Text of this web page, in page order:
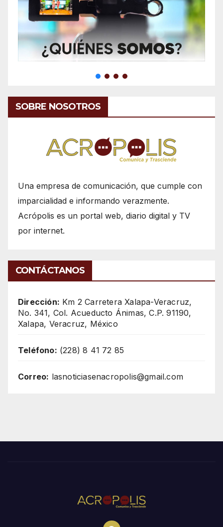
SOBRE NOSOTROS
Una empresa de comunicación, que cumple con
imparcialidad e informando verazmente.
Acrópolis es un portal web, diario digital y TV
por internet.
CONTÁCTANOS
Dirección: Km 2 Carretera Xalapa-Veracruz,
No. 341, Col. Acueducto Ánimas, C.P. 91190,
Xalapa, Veracruz, México
Teléfono: (228) 8 41 72 85
Correo: lasnoticiasenacropolis@gmail.com